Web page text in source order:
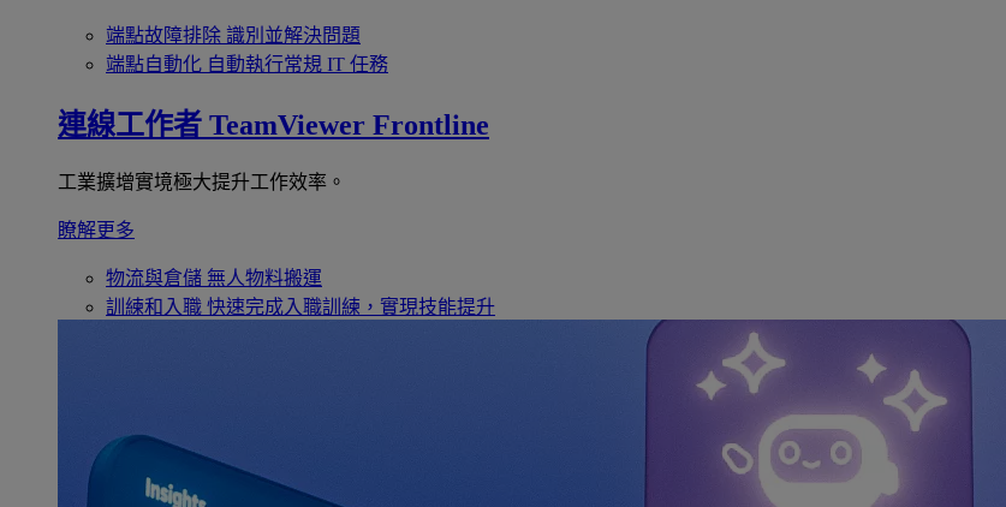
端點故障排除 識別並解決問題
端點自動化 自動執行常規 IT 任務
連線工作者 TeamViewer Frontline
工業擴增實境極大提升工作效率。
瞭解更多
物流與倉儲 無人物料搬運
訓練和入職 快速完成入職訓練，實現技能提升